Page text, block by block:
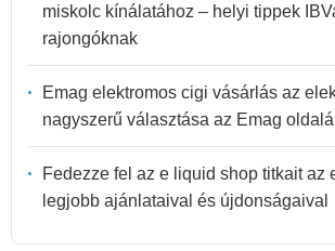
miskolc kínálatához – helyi tippek
rajongóknak
Emag elektromos cigi vásárlás az
nagyszerű választása az Emag
Fedezze fel az e liquid shop titkait az
legjobb ajánlataival és újdonságaival